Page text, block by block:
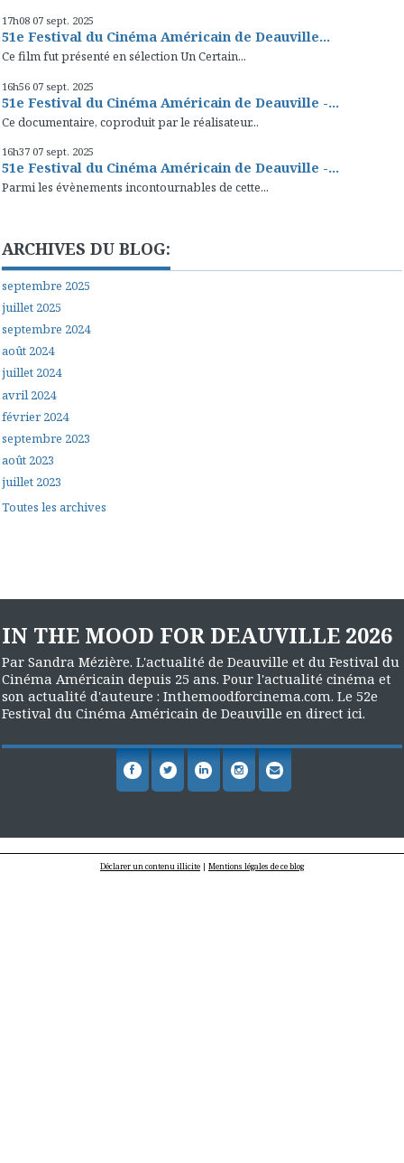
17h08 07 sept. 2025
51e Festival du Cinéma Américain de Deauville...
Ce film fut présenté en sélection Un Certain...
16h56 07 sept. 2025
51e Festival du Cinéma Américain de Deauville -...
Ce documentaire, coproduit par le réalisateur...
16h37 07 sept. 2025
51e Festival du Cinéma Américain de Deauville -...
Parmi les évènements incontournables de cette...
ARCHIVES DU BLOG:
septembre 2025
juillet 2025
septembre 2024
août 2024
juillet 2024
avril 2024
février 2024
septembre 2023
août 2023
juillet 2023
Toutes les archives
IN THE MOOD FOR DEAUVILLE 2026
Par Sandra Mézière. L'actualité de Deauville et du Festival du
Cinéma Américain depuis 25 ans. Pour l'actualité cinéma et
son actualité d'auteure : Inthemoodforcinema.com. Le 52e
Festival du Cinéma Américain de Deauville en direct ici.
Déclarer un contenu illicite | Mentions légales de ce blog